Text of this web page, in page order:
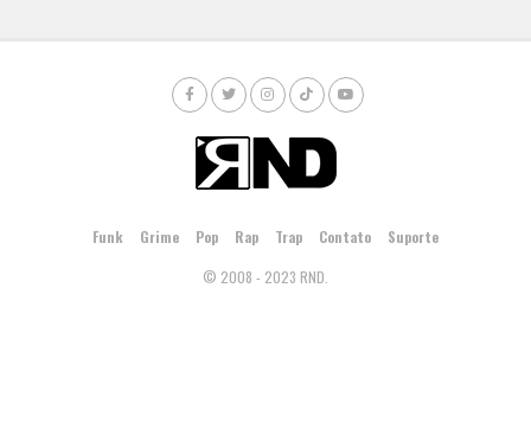
Funk Grime Pop Rap Trap Contato
Suporte
© 2008 - 2023 RND.